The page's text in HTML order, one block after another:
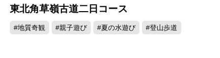
東北角草嶺古道二日コース
#地質奇観 #親子遊び #夏の水遊び #登山歩道